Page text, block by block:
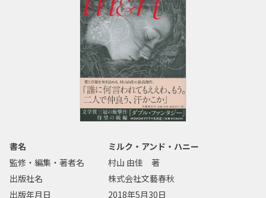
書名
ミルク・アンド・ハニー
監修・編集・著者名
村山 由佳 著
出版社名
株式会社文藝春秋
出版年月日
2018年5月30日